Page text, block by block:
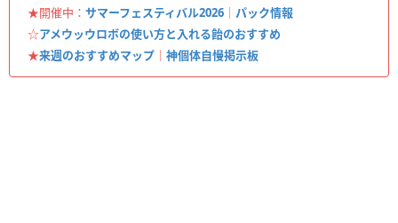
★開催中： サマーフェスティバル2026 ｜ パック情報
☆アメウッウロボの使い方と入れる飴のおすすめ
★来週のおすすめマップ ｜ 神個体自慢掲示板